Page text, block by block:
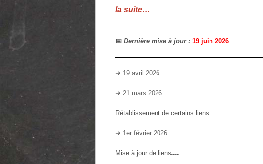
la suite…
📅 Dernière mise à jour : 19 juin 2026
➜ 19 avril 2026
➜ 21 mars 2026
Rétablissement de certains liens
➜ 1er février 2026
Mise à jour de liens⑉⑉